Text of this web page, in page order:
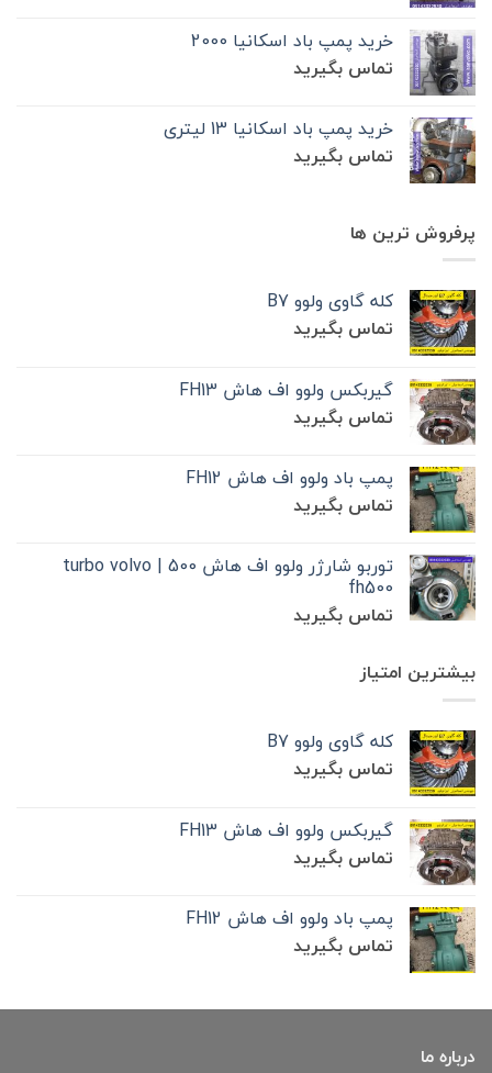
خرید پمپ باد اسکانیا 2000
تماس بگیرید
خرید پمپ باد اسکانیا 13 لیتری
تماس بگیرید
پرفروش ترین ها
کله گاوی ولوو B7
تماس بگیرید
گیربکس ولوو اف هاش FH13
تماس بگیرید
پمپ باد ولوو اف هاش FH12
تماس بگیرید
توربو شارژر ولوو اف هاش 500 | turbo volvo
fh500
تماس بگیرید
بیشترین امتیاز
کله گاوی ولوو B7
تماس بگیرید
گیربکس ولوو اف هاش FH13
تماس بگیرید
پمپ باد ولوو اف هاش FH12
تماس بگیرید
درباره ما